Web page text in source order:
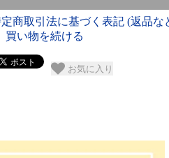
商取引法に基づく表記 (返品な
買い物を続ける
お気に入り